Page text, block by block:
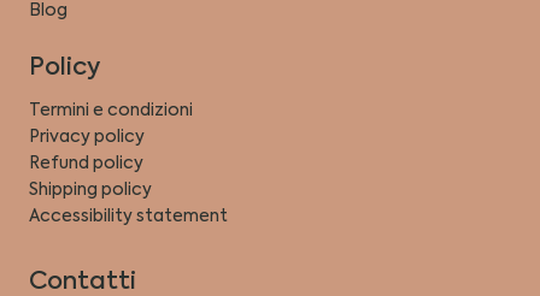
Blog
Policy
Termini e condizioni
Privacy policy
Refund policy
Shipping policy
Accessibility statement
Contatti